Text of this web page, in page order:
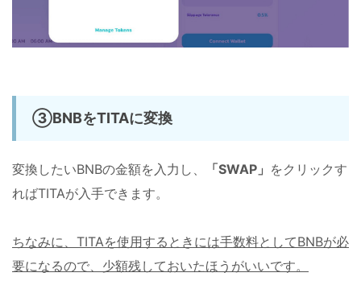
③BNBをTITAに変換
変換したいBNBの金額を入力し、 「SWAP」 をクリックす
ればTITAが入手できます。
ちなみに、TITAを使用するときには手数料としてBNBが必
要になるので、少額残しておいたほうがいいです。